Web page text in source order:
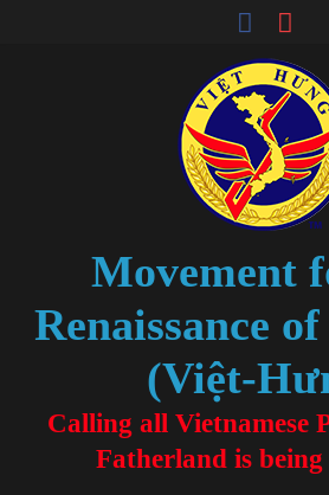
Movement
Renaissance
(Việt-
Calling all Vietnamese
Fatherland is